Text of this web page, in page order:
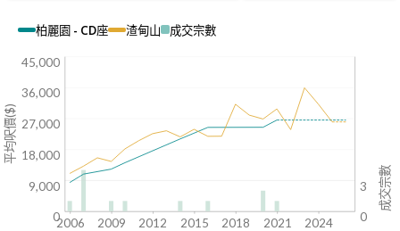
柏麗園 - CD座 渣甸山 成交宗數
3
0
2006 2009 2012 2015 2018 2021 2024
成交宗數
45,000
36,000
27,000
18,000
9,000
0
平均呎價($)